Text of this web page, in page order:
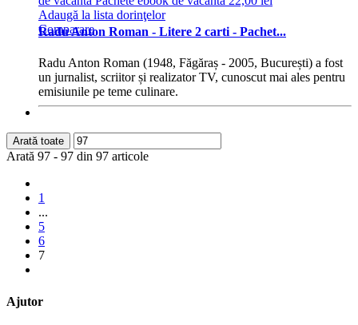
Adaugă la lista dorinţelor
Comparare
Radu Anton Roman - Litere 2 carti - Pachet...
Radu Anton Roman (1948, Făgăraș - 2005, București) a fost
un jurnalist, scriitor și realizator TV, cunoscut mai ales pentru
emisiunile pe teme culinare.
Arată toate
Arată 97 - 97 din 97 articole
1
...
5
6
7
Ajutor